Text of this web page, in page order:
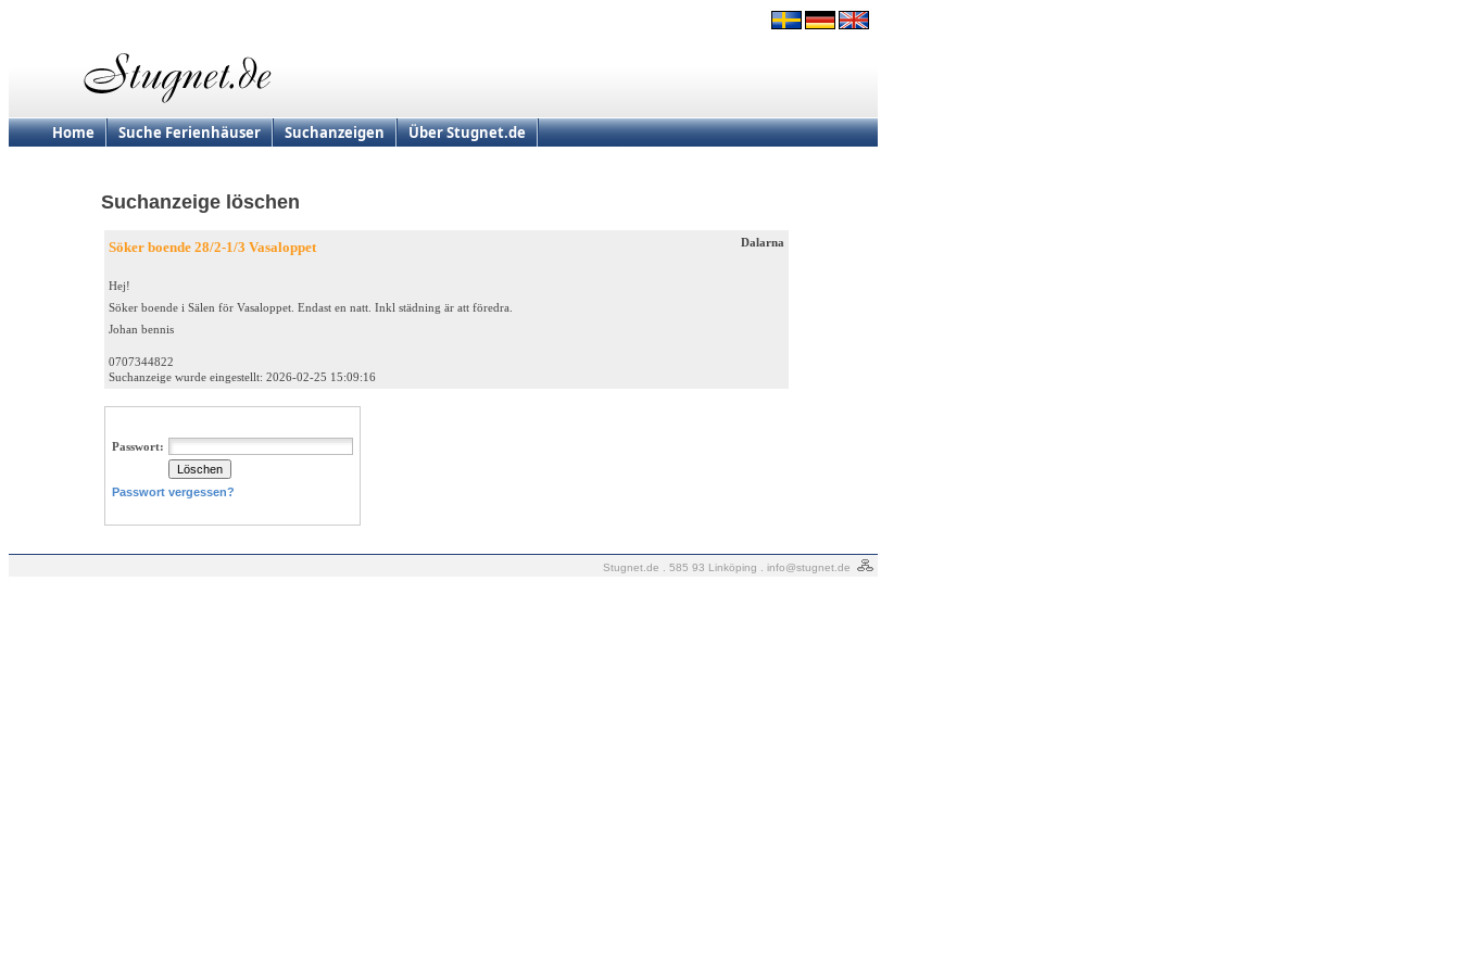
Home Suche Ferienhäuser Suchanzeigen Über Stugnet.de
Suchanzeige löschen
Söker boende 28/2-1/3 Vasaloppet
Hej!
Söker boende i Sälen för Vasaloppet. Endast en natt. Inkl städning är att föredra.
Johan bennis
0707344822
Dalarna
Suchanzeige wurde eingestellt: 2026-02-25 15:09:16
Passwort:
Passwort vergessen?
Stugnet.de . 585 93 Linköping . info@stugnet.de